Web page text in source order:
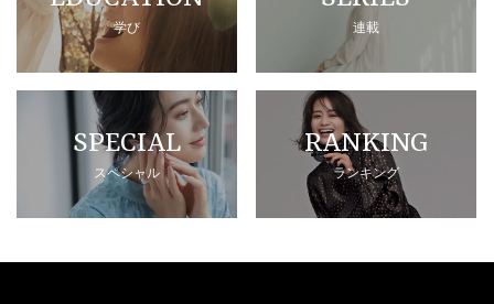
学び 連載
SPECIAL
スペシャル
RANKING
ランキング